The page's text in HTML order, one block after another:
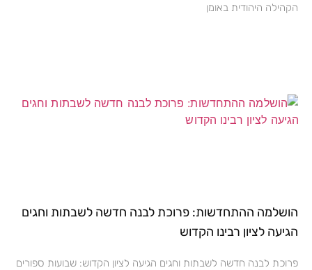
הקהילה היהודית באומן
הושלמה ההתחדשות: פרוכת לבנה חדשה לשבתות וחגים
הגיעה לציון רבינו הקדוש
פרוכת לבנה חדשה לשבתות וחגים הגיעה לציון הקדוש: שבועות ספורים